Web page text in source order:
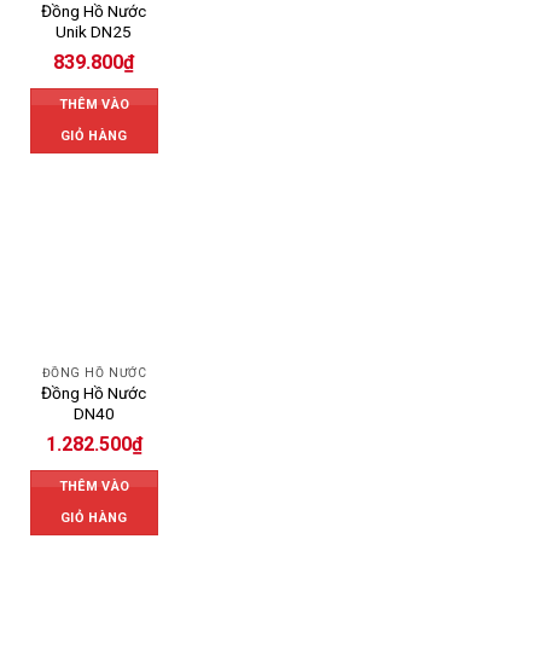
Đồng Hồ Nước
Unik DN25
839.800₫
THÊM VÀO
GIỎ HÀNG
ĐỒNG HỒ NƯỚC
Đồng Hồ Nước
DN40
1.282.500₫
THÊM VÀO
GIỎ HÀNG